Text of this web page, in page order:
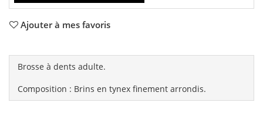
Ajouter à mes favoris
Brosse à dents adulte.
Composition : Brins en tynex finement arrondis.